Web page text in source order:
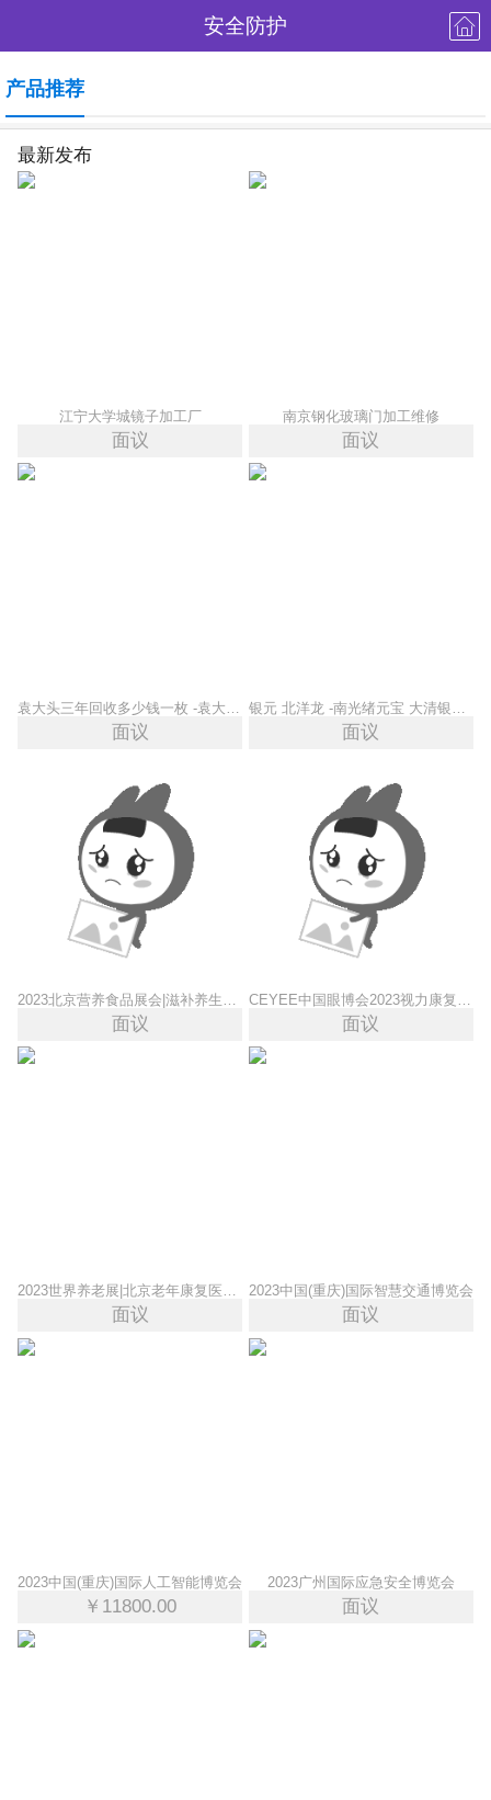
安全防护
产品推荐
最新发布
江宁大学城镜子加工厂
面议
南京钢化玻璃门加工维修
面议
面议 面议
面议 面议
2023世界养老展|北京老年康复医疗展会|养老护理产品展会
面议
2023中国(重庆)国际智慧交通博览会
面议
2023中国(重庆)国际人工智能博览会
￥11800.00
2023广州国际应急安全博览会
面议